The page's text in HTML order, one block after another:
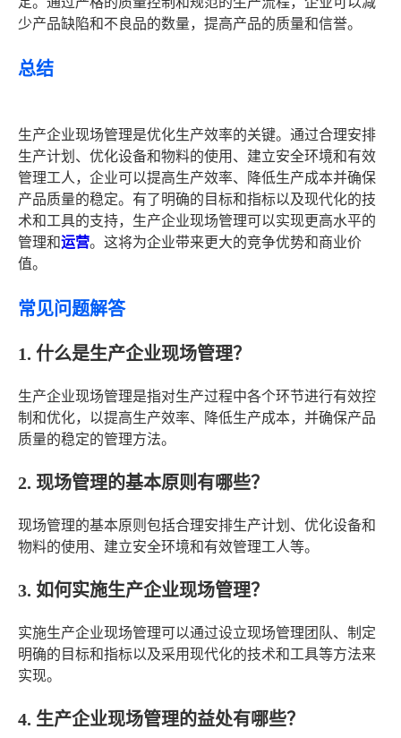
少产品缺陷和不良品的数量，提高产品的质量和信誉。
总结
生产企业现场管理是优化生产效率的关键。通过合理安排
生产计划、优化设备和物料的使用、建立安全环境和有效
管理工人，企业可以提高生产效率、降低生产成本并确保
产品质量的稳定。有了明确的目标和指标以及现代化的技
术和工具的支持，生产企业现场管理可以实现更高水平的
管理和运营。这将为企业带来更大的竞争优势和商业价
值。
常见问题解答
1. 什么是生产企业现场管理？
生产企业现场管理是指对生产过程中各个环节进行有效控
制和优化，以提高生产效率、降低生产成本，并确保产品
质量的稳定的管理方法。
2. 现场管理的基本原则有哪些？
现场管理的基本原则包括合理安排生产计划、优化设备和
物料的使用、建立安全环境和有效管理工人等。
3. 如何实施生产企业现场管理？
实施生产企业现场管理可以通过设立现场管理团队、制定
明确的目标和指标以及采用现代化的技术和工具等方法来
实现。
4. 生产企业现场管理的益处有哪些？